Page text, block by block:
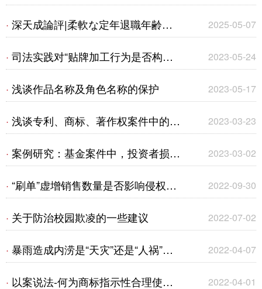
· 深天成論評|柔軟な定年退職年齢の
引き上げ制度
2025-05-07
· 司法实践对“贴牌加工行为是否构成
商标侵权”的认定演变
2023-05-24
· 浅谈作品名称及角色名称的保护 2023-05-17
· 浅谈专利、商标、著作权案件中的合
法来源抗辩规则
2023-03-23
· 案例研究：基金案件中，投资者损失
的认定是否以私募基金完成清算为前
2023-03-02
· “刷单”虚增销售数量是否影响侵权赔
偿金额的确定？
2022-09-30
· 关于防治校园欺凌的一些建议 2022-07-02
· 暴雨造成内涝是“天灾”还是“人祸”？
一宗建筑工程一切险拒赔案的评析
2022-04-07
· 以案说法-何为商标指示性合理使
2022-04-01